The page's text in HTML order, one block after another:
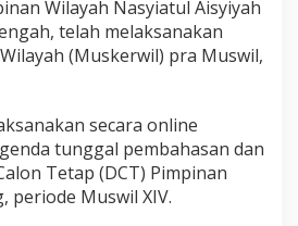
Wilayah Nasyiatul Aisyiyah
telah melaksanakan
(Muskerwil) pra Muswil,
secara online
tunggal pembahasan dan
Tetap (DCT) Pimpinan
periode Muswil XIV.